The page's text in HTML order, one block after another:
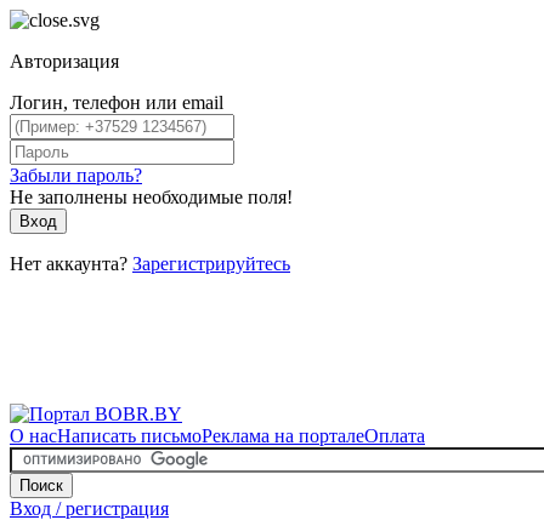
Авторизация
Логин, телефон или email
Забыли пароль?
Не заполнены необходимые поля!
Вход
Нет аккаунта? Зарегистрируйтесь
О насНаписать письмоРеклама на порталеОплата
Поиск
Вход / регистрация